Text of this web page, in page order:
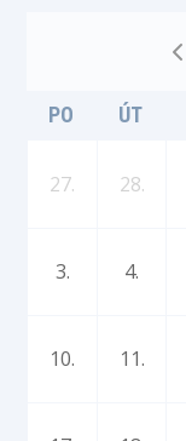
PO ÚT
27. 28.
3. 4.
10. 11.